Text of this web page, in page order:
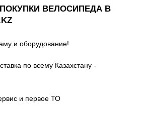
ВЕЛОСИПЕДА В
и оборудование!
по всему Казахстану -
и первое ТО